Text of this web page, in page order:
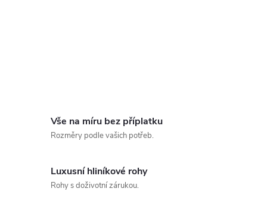
Vše na míru bez příplatku
Rozměry podle vašich potřeb.
Luxusní hliníkové rohy
Rohy s doživotní zárukou.